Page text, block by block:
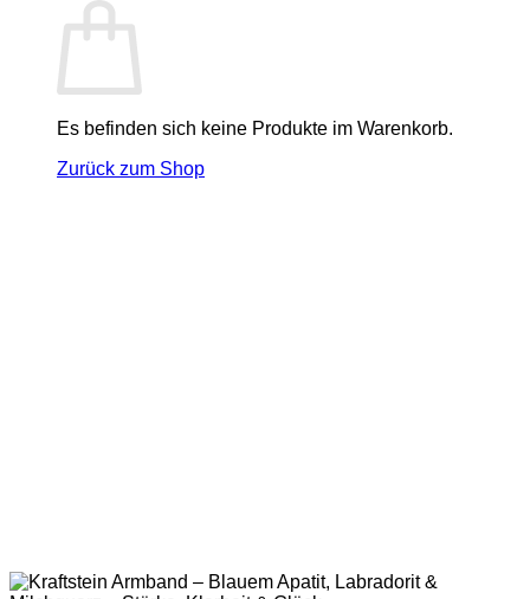
Es befinden sich keine Produkte im Warenkorb.
Zurück zum Shop